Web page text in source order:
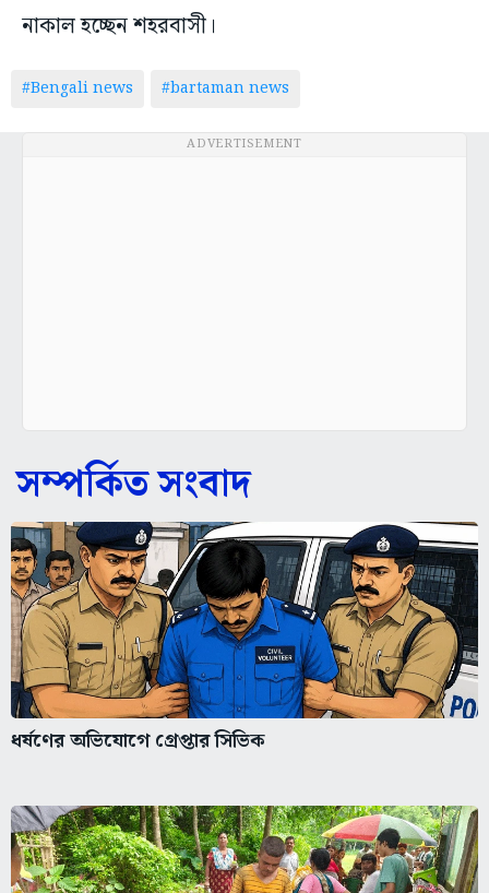
নাকাল হচ্ছেন শহরবাসী।
#Bengali news #bartaman news
ADVERTISEMENT
সম্পর্কিত সংবাদ
ধর্ষণের অভিযোগে গ্রেপ্তার সিভিক